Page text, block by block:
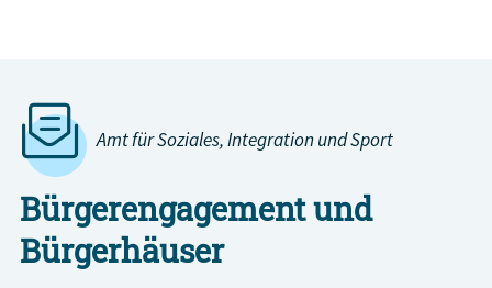
Amt für Soziales, Integration und Sport
Bürgerengagement und
Bürgerhäuser